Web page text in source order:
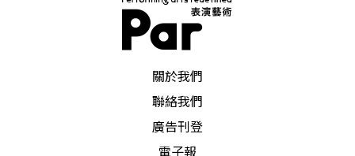
音樂的對話。莫里斯提到這首音樂讓他夢見舞者不
小心從樓梯上滾下來的可怕意象。有趣的是，這個
荒謬的意像竟被延伸發展成這個舞作的主題，成爲
這個作品合作的引子。
關於我們
聯絡我們
廣告刊登
電子報